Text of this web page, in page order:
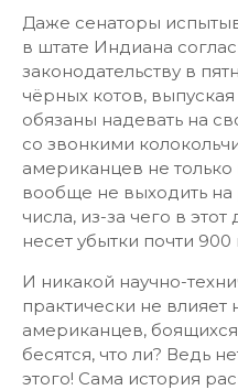
Даже сенаторы
в штате Индиана
законодательству в
чёрных котов, выпуская
обязаны надевать на
со звонкими
американцев не только
вообще не выходить на
числа, из-за чего в
несет убытки почти
И никакой научно-
практически не влияет
американцев,
бесятся, что ли? Ведь
этого! Сама история